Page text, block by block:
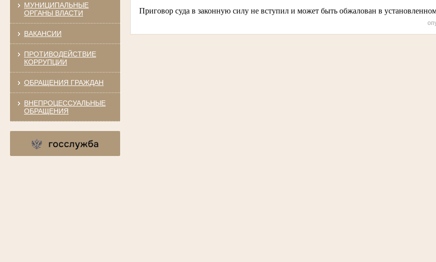
МУНИЦИПАЛЬНЫЕ
ОРГАНЫ ВЛАСТИ
ВАКАНСИИ
ПРОТИВОДЕЙСТВИЕ
КОРРУПЦИИ
ОБРАЩЕНИЯ ГРАЖДАН
ВНЕПРОЦЕССУАЛЬНЫЕ
ОБРАЩЕНИЯ
Приговор суда в законную силу не вступил и может быть обжалован в